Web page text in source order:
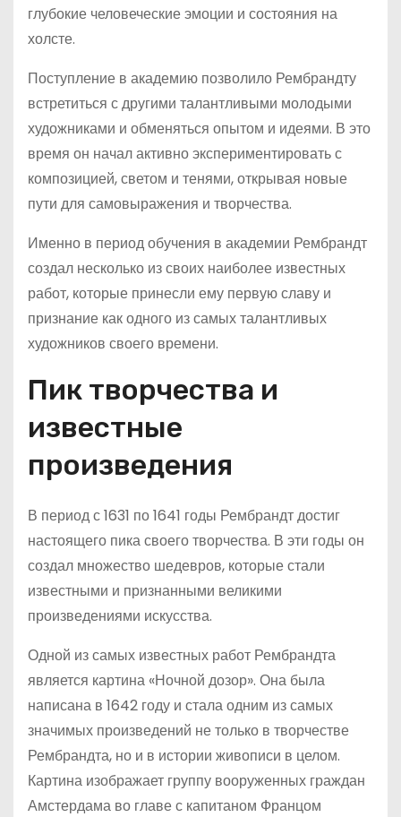
глубокие человеческие эмоции и состояния на
холсте.
Поступление в академию позволило Рембрандту
встретиться с другими талантливыми молодыми
художниками и обменяться опытом и идеями. В это
время он начал активно экспериментировать с
композицией, светом и тенями, открывая новые
пути для самовыражения и творчества.
Именно в период обучения в академии Рембрандт
создал несколько из своих наиболее известных
работ, которые принесли ему первую славу и
признание как одного из самых талантливых
художников своего времени.
Пик творчества и
известные
произведения
В период с 1631 по 1641 годы Рембрандт достиг
настоящего пика своего творчества. В эти годы он
создал множество шедевров, которые стали
известными и признанными великими
произведениями искусства.
Одной из самых известных работ Рембрандта
является картина «Ночной дозор». Она была
написана в 1642 году и стала одним из самых
значимых произведений не только в творчестве
Рембрандта, но и в истории живописи в целом.
Картина изображает группу вооруженных граждан
Амстердама во главе с капитаном Францом